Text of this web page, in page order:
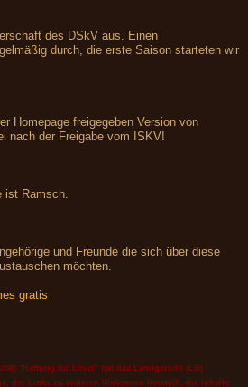
des DSkV aus. Einen
durch, die erste Saison starteten wir
Homepage freigegeben Version von
nach der Freigabe vom ISKV!
ist Ramsch.
und Freunde die sich über diese
möchten.
gratis
98) "Haftung für Links" hat das Landgericht (LG)
der Links zu anderen Webseiten herstellt, die Inhalte